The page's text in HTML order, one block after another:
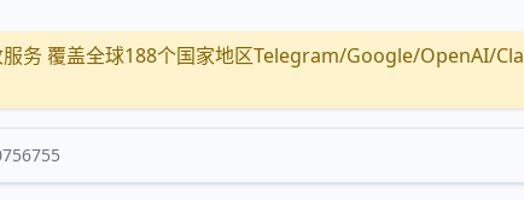
务 覆盖全球188个国家地区Telegram/Google/OpenAI/